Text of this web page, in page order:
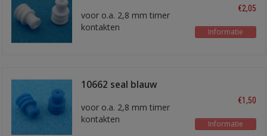
voor o.a. 2,8 mm timer
kontakten
€2,05
Informatie
10662 seal blauw
voor o.a. 2,8 mm timer
kontakten
€1,50
Informatie